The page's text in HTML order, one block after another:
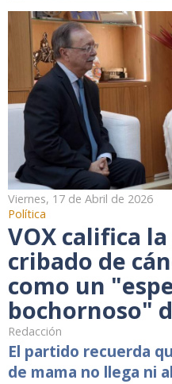
Viernes, 17 de Abril de 2026
Política
VOX califica
cribado de
como un
bochornoso"
Redacción
El partido recuerda
de mama no llega ni